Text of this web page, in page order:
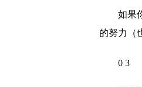
如果
的努力（
0 3